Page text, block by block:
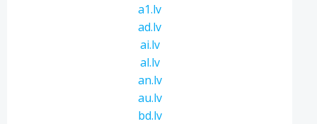
a1.lv
ad.lv
ai.lv
al.lv
an.lv
au.lv
bd.lv